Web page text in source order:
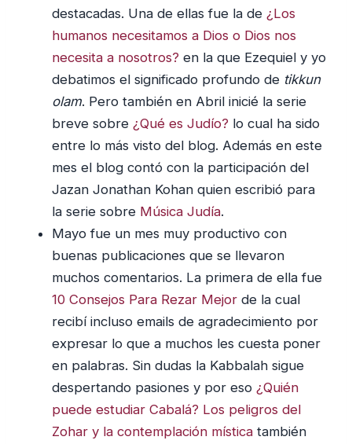
destacadas. Una de ellas fue la de ¿Los
humanos necesitamos a Dios o Dios nos
necesita a nosotros? en la que Ezequiel y yo
debatimos el significado profundo de tikkun
olam. Pero también en Abril inicié la serie
breve sobre ¿Qué es Judío? lo cual ha sido
entre lo más visto del blog. Además en este
mes el blog contó con la participación del
Jazan Jonathan Kohan quien escribió para
la serie sobre Música Judía.
Mayo fue un mes muy productivo con
buenas publicaciones que se llevaron
muchos comentarios. La primera de ella fue
10 Consejos Para Rezar Mejorde la cual
recibí incluso emails de agradecimiento por
expresar lo que a muchos les cuesta poner
en palabras. Sin dudas la Kabbalah sigue
despertando pasiones y por eso ¿Quién
puede estudiar Cabalá? Los peligros del
Zohar y la contemplación místicatambién